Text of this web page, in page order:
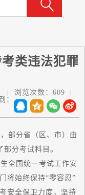
类违法犯罪
浏览次数： 609
：
部分省（区、市）由
部分考试科目。
全国统一考试工作安
将始终保持“零容忍”
安全保卫力度，坚持